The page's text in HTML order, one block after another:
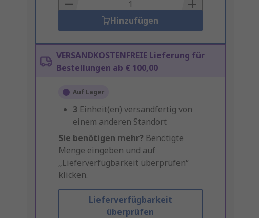
Hinzufügen
VERSANDKOSTENFREIE Lieferung für
Bestellungen ab € 100,00
Auf Lager
3 Einheit(en) versandfertig von
einem anderen Standort
Sie benötigen mehr? Benötigte
Menge eingeben und auf
„Lieferverfügbarkeit überprüfen“
klicken.
Lieferverfügbarkeit
überprüfen